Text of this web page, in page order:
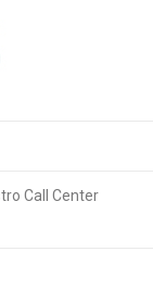
Call Center